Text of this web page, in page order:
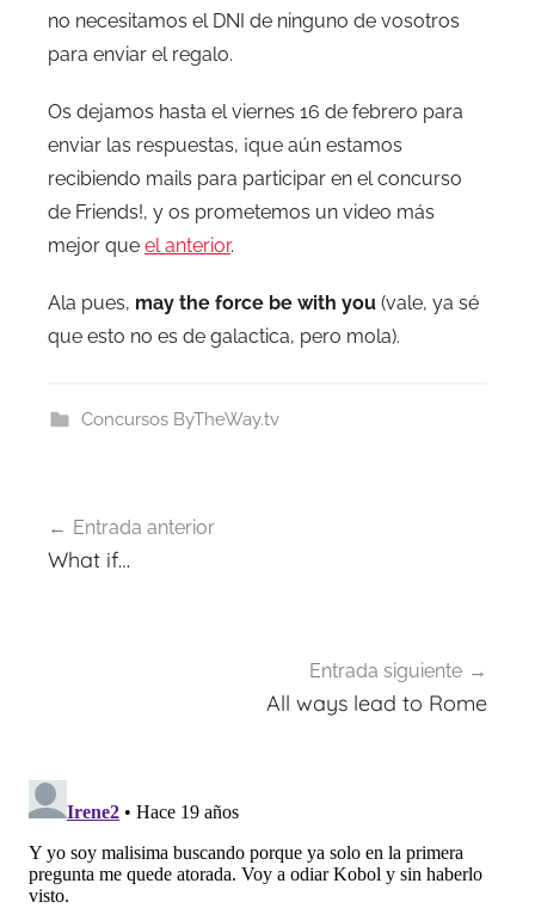
no necesitamos el DNI de ninguno de vosotros
para enviar el regalo.
Os dejamos hasta el viernes 16 de febrero para
enviar las respuestas, ¡que aún estamos
recibiendo mails para participar en el concurso
de Friends!, y os prometemos un video más
mejor que el anterior.
Ala pues, may the force be with you (vale, ya sé
que esto no es de galactica, pero mola).
Concursos ByTheWay.tv
de
Entrada anterior
What if…
Entrada siguiente
All ways lead to Rome